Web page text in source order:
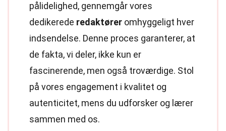
pålidelighed, gennemgår vores
dedikerede redaktører omhyggeligt hver
indsendelse. Denne proces garanterer, at
de fakta, vi deler, ikke kun er
fascinerende, men også troværdige. Stol
på vores engagement i kvalitet og
autenticitet, mens du udforsker og lærer
sammen med os.